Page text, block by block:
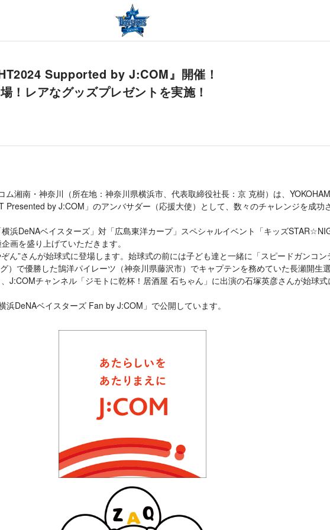
Supported by J:COM』開催！
！レアなグッズプレゼントを実施！
湘南・神奈川（所在地：神奈川県横浜市、代表取締役社長：京 克樹）は、
by J:COM」のアンバサダー（応援大使）として、数々のチャレンジを成功
浜DeNAベイスターズ」対「広島東洋カープ」スペシャルイベント「キッズ
画を盛り上げていただきます。
”さんが始球式に登場します。始球式の前には子ども達と一緒に「スピードガンコン
で優勝した鵠洋パイレーツ（神奈川県藤沢市）でキャプテンを務めていた長瀬開生
J:COMチャンネル「ジモトに乾杯！居酒屋 石ちゃん」に出演の石塚英彦さんが始球
DeNAベイスターズ Fan by J:COM」で公開しています。